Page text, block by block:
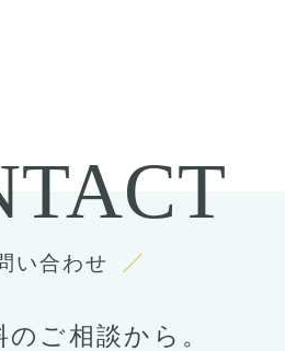
い合わせ
のご相談から。